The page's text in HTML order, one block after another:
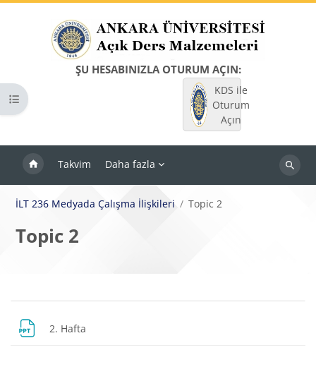
ŞU HESABINIZLA OTURUM AÇIN:
KDS ile
Oturum
Açın
Takvim Daha fazla
Dersleri
Kurs dizinini aç
İLT 236 Medyada Çalışma İlişkileri Topic 2
Topic 2
Bloklar
Bölüm anahatları
2. Hafta